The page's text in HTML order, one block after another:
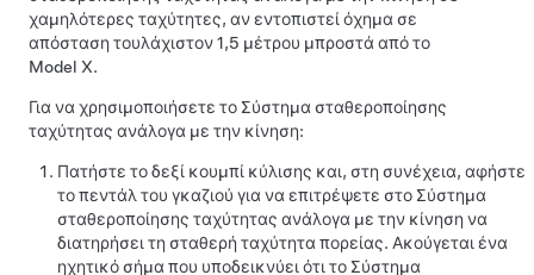
χαμηλότερες ταχύτητες, αν εντοπιστεί όχημα σε
απόσταση τουλάχιστον1,5 μέτρου μπροστά από το
Model X.
Για να χρησιμοποιήσετε το Σύστημα σταθεροποίησης
ταχύτητας ανάλογα με την κίνηση:
Πατήστε το δεξί κουμπί κύλισης και, στη συνέχεια, αφήστε
το πεντάλ του γκαζιού για να επιτρέψετε στο Σύστημα
σταθεροποίησης ταχύτητας ανάλογα με την κίνηση να
διατηρήσει τη σταθερή ταχύτητα πορείας. Ακούγεται ένα
ηχητικό σήμα που υποδεικνύει ότι το Σύστημα